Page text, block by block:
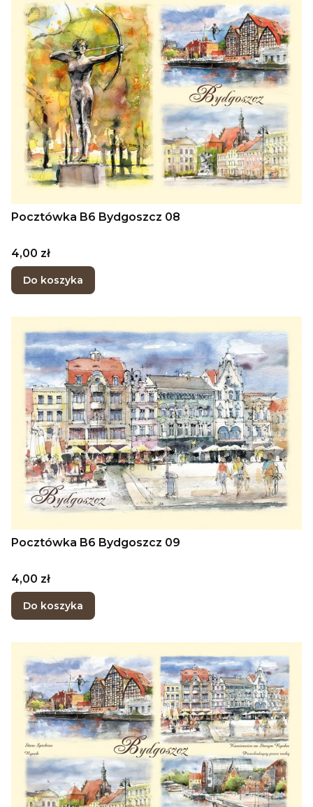
Pocztówka B6 Bydgoszcz 08
Cena
4,00 zł
Do koszyka
Pocztówka B6 Bydgoszcz 09
Cena
4,00 zł
Do koszyka